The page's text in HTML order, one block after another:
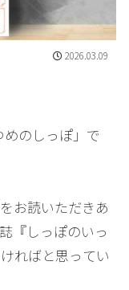
2026.03.09
のしっぽ」で
お読いただきあ
『しっぽのいっ
ればと思ってい